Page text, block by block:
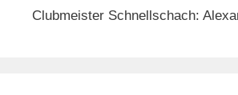
Clubmeister Schnellschach: